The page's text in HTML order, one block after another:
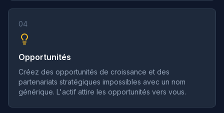
04
Opportunités
Créez des opportunités de croissance et des
partenariats stratégiques impossibles avec un nom
générique. L'actif attire les opportunités vers vous.